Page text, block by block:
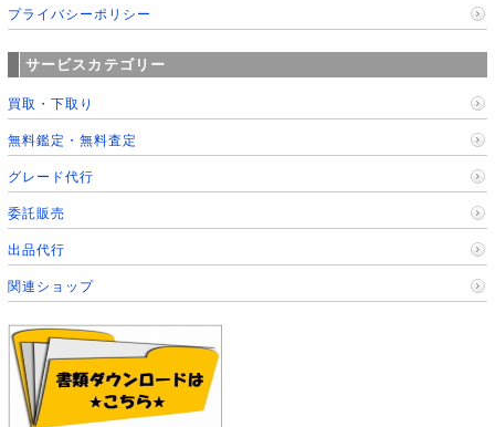
プライバシーポリシー
サービスカテゴリー
買取・下取り
無料鑑定・無料査定
グレード代行
委託販売
出品代行
関連ショップ